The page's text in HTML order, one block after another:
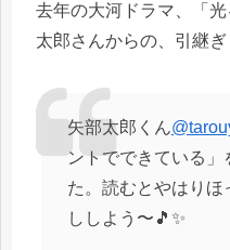
去年の大河ドラマ、「
太郎さんからの、引継
矢部太郎くん
ントでできている」
た。読むとやはりほ
ししよう〜🎵✨